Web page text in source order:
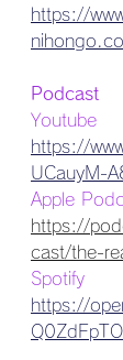
https://
Podcast
Youtube
https://
UCauyM-
Apple
https://
cast/the-
Spotify
https://